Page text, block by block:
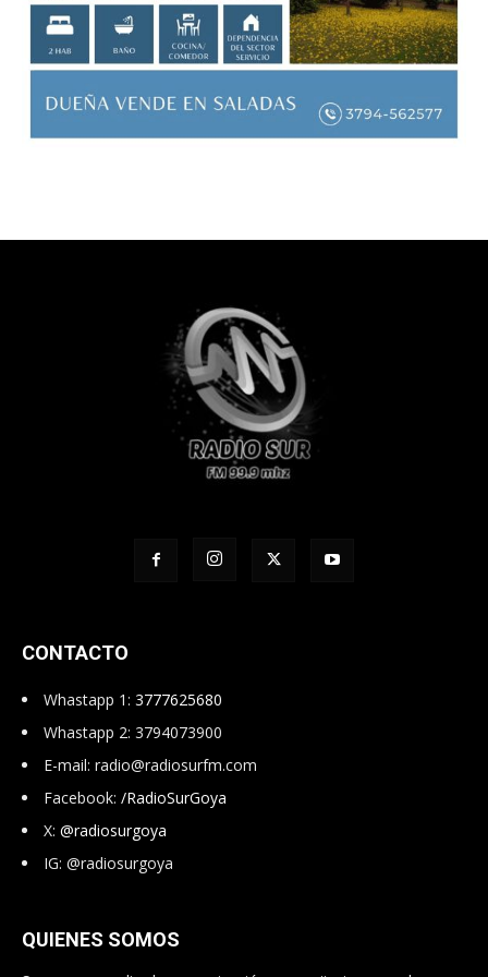
CONTACTO
Whastapp 1: 3777625680
Whastapp 2: 3794073900
E-mail: radio@radiosurfm.com
Facebook: /RadioSurGoya
X: @radiosurgoya
IG: @radiosurgoya
QUIENES SOMOS